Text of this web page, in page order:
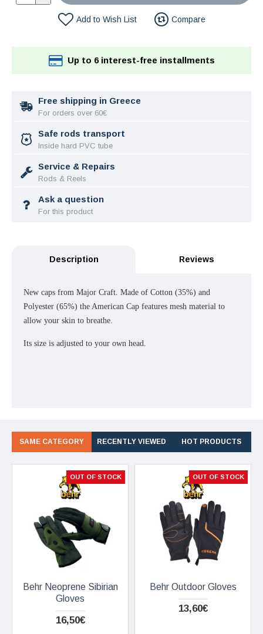
Add to Wish List Compare
Free shipping in Greece
For orders over 60€
Safe rods transport
Inside hard PVC tube
Service & Repairs
Rods & Reels
Ask a question
For this product
Up to 6 interest-free installments
Description Reviews
New caps from Major Craft. Made of Cotton (35%) and
Polyester (65%) the American Cap features mesh material to
allow your skin to breathe.
Its size is adjusted to your own head.
SAME CATEGORY RECENTLY VIEWED HOT PRODUCTS
OUT OF STOCK
Behr Neoprene Sibirian
Gloves
16,50€
OUT OF STOCK
Behr Outdoor Gloves
13,60€